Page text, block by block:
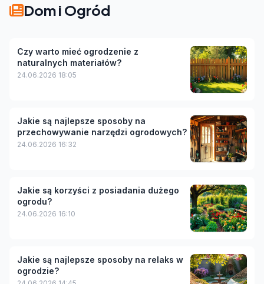
Dom i Ogród
Czy warto mieć ogrodzenie z
naturalnych materiałów?
24.06.2026 18:05
Jakie są najlepsze sposoby na
przechowywanie narzędzi ogrodowych?
24.06.2026 16:32
Jakie są korzyści z posiadania dużego
ogrodu?
24.06.2026 16:10
Jakie są najlepsze sposoby na relaks w
ogrodzie?